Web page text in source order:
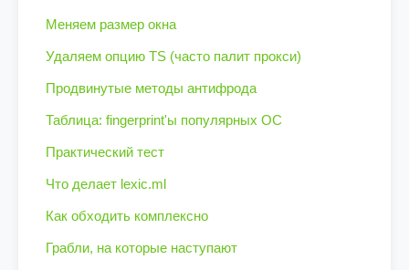
Меняем размер окна
Удаляем опцию TS (часто палит прокси)
Продвинутые методы антифрода
Таблица: fingerprint'ы популярных ОС
Практический тест
Что делает lexic.ml
Как обходить комплексно
Грабли, на которые наступают